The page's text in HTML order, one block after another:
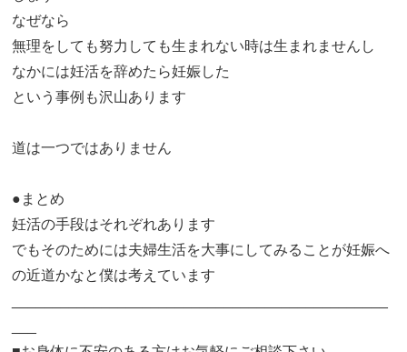
なぜなら
無理をしても努力しても生まれない時は生まれませんし
なかには妊活を辞めたら妊娠した
という事例も沢山あります
道は一つではありません
●まとめ
妊活の手段はそれぞれあります
でもそのためには夫婦生活を大事にしてみることが妊娠へ
の近道かなと僕は考えています